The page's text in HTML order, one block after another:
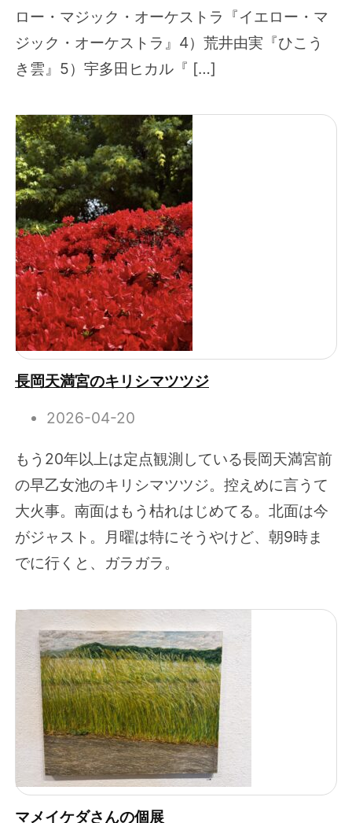
ロー・マジック・オーケストラ『イエロー・マ
ジック・オーケストラ』4）荒井由実『ひこう
き雲』5）宇多田ヒカル『 […]
長岡天満宮のキリシマツツジ
2026-04-20
もう20年以上は定点観測している長岡天満宮前
の早乙女池のキリシマツツジ。控えめに言うて
大火事。南面はもう枯れはじめてる。北面は今
がジャスト。月曜は特にそうやけど、朝9時ま
でに行くと、ガラガラ。
マメイケダさんの個展